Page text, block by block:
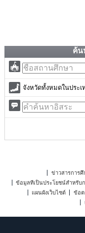
ค้น
จังหวัดทั้งหมดในประ
ข่าวสารการ
ข้อมูลที่เป็นประโยชน์สำหรับ
แผนผังเว็บไซต์
ข้อต